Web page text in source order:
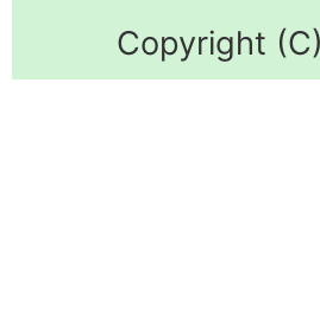
Copyright